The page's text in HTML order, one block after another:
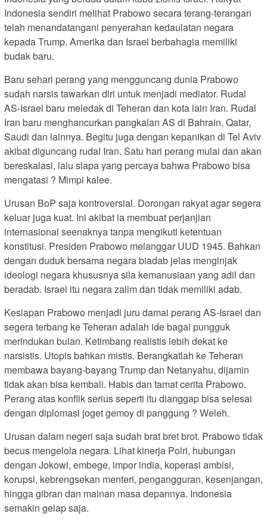
Indonesia sendiri melihat Prabowo secara terang-terangan
telah menandatangani penyerahan kedaulatan negara
kepada Trump. Amerika dan Israel berbahagia memiliki
budak baru.
Baru sehari perang yang mengguncang dunia Prabowo
sudah narsis tawarkan diri untuk menjadi mediator. Rudal
AS-Israel baru meledak di Teheran dan kota lain Iran. Rudal
Iran baru menghancurkan pangkalan AS di Bahrain, Qatar,
Saudi dan lainnya. Begitu juga dengan kepanikan di Tel Aviv
akibat diguncang rudal Iran. Satu hari perang mulai dan akan
bereskalasi, lalu siapa yang percaya bahwa Prabowo bisa
mengatasi ? Mimpi kalee.
Urusan BoP saja kontroversial. Dorongan rakyat agar segera
keluar juga kuat. Ini akibat ia membuat perjanjian
internasional seenaknya tanpa mengikuti ketentuan
konstitusi. Presiden Prabowo melanggar UUD 1945. Bahkan
dengan duduk bersama negara biadab jelas menginjak
ideologi negara khususnya sila kemanusiaan yang adil dan
beradab. Israel itu negara zalim dan tidak memiliki adab.
Kesiapan Prabowo menjadi juru damai perang AS-Israel dan
segera terbang ke Teheran adalah ide bagai pungguk
merindukan bulan. Ketimbang realistis lebih dekat ke
narsistis. Utopis bahkan mistis. Berangkatlah ke Teheran
membawa bayang-bayang Trump dan Netanyahu, dijamin
tidak akan bisa kembali. Habis dan tamat cerita Prabowo.
Perang atas konflik serius seperti itu dianggap bisa selesai
dengan diplomasi joget gemoy di panggung ? Weleh.
Urusan dalam negeri saja sudah brat bret brot. Prabowo tidak
becus mengelola negara. Lihat kinerja Polri, hubungan
dengan Jokowi, embege, impor india, koperasi ambisi,
korupsi, kebrengsekan menteri, pengangguran, kesenjangan,
hingga gibran dan mainan masa depannya. Indonesia
semakin gelap saja.